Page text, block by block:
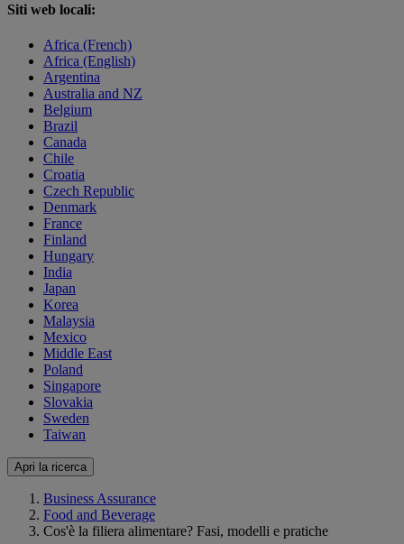
Siti web locali:
Africa (French)
Africa (English)
Argentina
Australia and NZ
Belgium
Brazil
Canada
Chile
Croatia
Czech Republic
Denmark
France
Finland
Hungary
India
Japan
Korea
Malaysia
Mexico
Middle East
Poland
Singapore
Slovakia
Sweden
Taiwan
Apri la ricerca
Business Assurance
Food and Beverage
Cos'è la filiera alimentare? Fasi, modelli e pratiche